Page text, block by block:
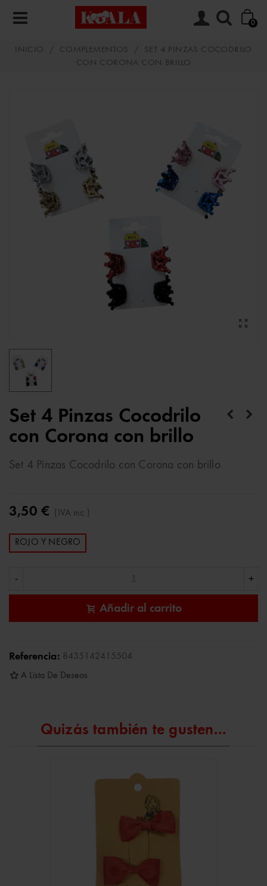
0
INICIO / COMPLEMENTOS /
SET 4 PINZAS COCODRILO
CON CORONA CON BRILLO
Set 4 Pinzas Cocodrilo
con Corona con brillo
Set 4 Pinzas Cocodrilo con Corona con brillo
3,50 € (IVA inc.)
ROJO Y NEGRO
- +
Añadir al carrito
Referencia: 8435142415504
A Lista De Deseos
Quizás también te gusten...